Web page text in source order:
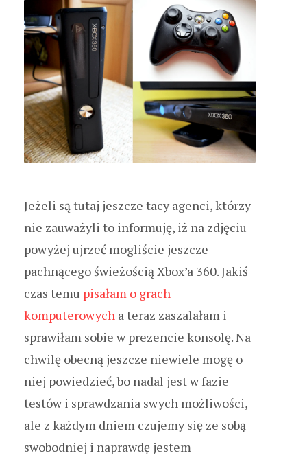
Jeżeli są tutaj jeszcze tacy agenci, którzy
nie zauważyli to informuję, iż na zdjęciu
powyżej ujrzeć mogliście jeszcze
pachnącego świeżością Xbox’a 360. Jakiś
czas temu pisałam o grach
komputerowych a teraz zaszalałam i
sprawiłam sobie w prezencie konsolę. Na
chwilę obecną jeszcze niewiele mogę o
niej powiedzieć, bo nadal jest w fazie
testów i sprawdzania swych możliwości,
ale z każdym dniem czujemy się ze sobą
swobodniej i naprawdę jestem